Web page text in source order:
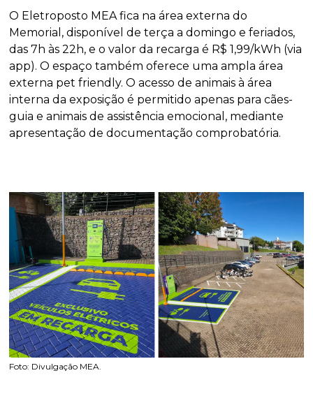
O Eletroposto MEA fica na área externa do
Memorial, disponível de terça a domingo e feriados,
das 7h às 22h, e o valor da recarga é R$ 1,99/kWh (via
app). O espaço também oferece uma ampla área
externa pet friendly. O acesso de animais à área
interna da exposição é permitido apenas para cães-
guia e animais de assistência emocional, mediante
apresentação de documentação comprobatória.
Foto: Divulgação MEA.